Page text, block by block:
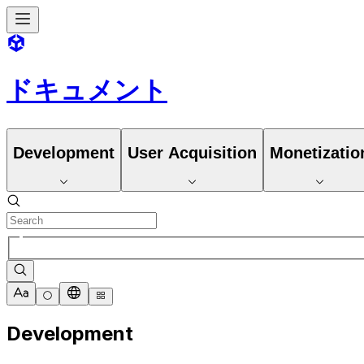
ドキュメント
Development User Acquisition
Development